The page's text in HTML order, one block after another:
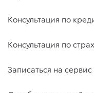
Консультация по
Консультация по
Записаться на сервис